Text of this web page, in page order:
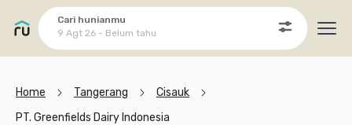
Cari hunianmu
9 Agt 26 - Belum tahu
Home Tangerang
Cisauk
PT. Greenfields Dairy Indonesia